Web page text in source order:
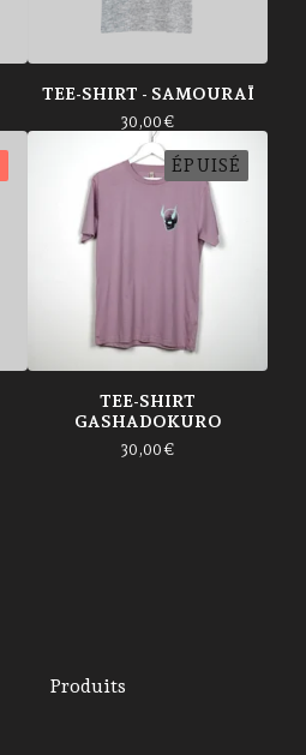
TEE-SHIRT - SAMOURAÏ
30,00€
ÉPUISÉ
TEE-SHIRT
GASHADOKURO
30,00€
Produits